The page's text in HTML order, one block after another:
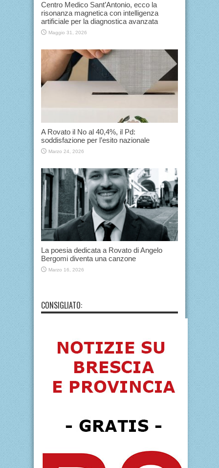
Centro Medico Sant’Antonio, ecco la
risonanza magnetica con intelligenza
artificiale per la diagnostica avanzata
Maggio 31, 2026
A Rovato il No al 40,4%, il Pd:
soddisfazione per l’esito nazionale
Marzo 24, 2026
La poesia dedicata a Rovato di Angelo
Bergomi diventa una canzone
Marzo 16, 2026
CONSIGLIATO: